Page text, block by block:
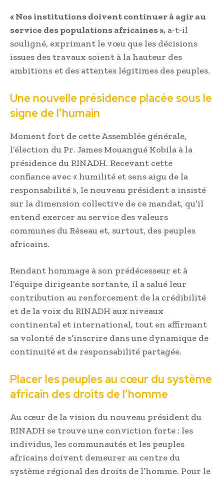
« Nos institutions doivent continuer à agir au
service des populations africaines », a-t-il
souligné, exprimant le vœu que les décisions
issues des travaux soient à la hauteur des
ambitions et des attentes légitimes des peuples.
Une nouvelle présidence placée sous le
signe de l’humain
Moment fort de cette Assemblée générale,
l’élection du Pr. James Mouangué Kobila à la
présidence du RINADH. Recevant cette
confiance avec « humilité et sens aigu de la
responsabilité », le nouveau président a insisté
sur la dimension collective de ce mandat, qu’il
entend exercer au service des valeurs
communes du Réseau et, surtout, des peuples
africains.
Rendant hommage à son prédécesseur et à
l’équipe dirigeante sortante, il a salué leur
contribution au renforcement de la crédibilité
et de la voix du RINADH aux niveaux
continental et international, tout en affirmant
sa volonté de s’inscrire dans une dynamique de
continuité et de responsabilité partagée.
Placer les peuples au cœur du système
africain des droits de l’homme
Au cœur de la vision du nouveau président du
RINADH se trouve une conviction forte : les
individus, les communautés et les peuples
africains doivent demeurer au centre du
système régional des droits de l’homme. Pour le